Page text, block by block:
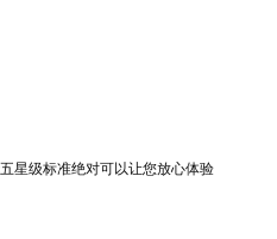
星级标准绝对可以让您放心体验